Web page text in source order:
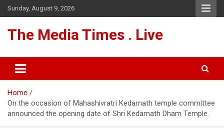
Skip
to
Sunday, August 9, 2026
The Media Times . Live
Home
On the occasion of Mahashivratri Kedarnath temple committee
announced the opening date of Shri Kedarnath Dham Temple.